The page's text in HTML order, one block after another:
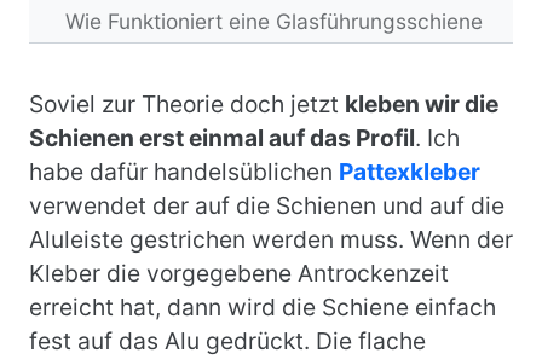
Wie Funktioniert eine Glasführungsschiene
Soviel zur Theorie doch jetzt kleben wir die
Schienen erst einmal auf das Profil. Ich
habe dafür handelsüblichen Pattexkleber
verwendet der auf die Schienen und auf die
Aluleiste gestrichen werden muss. Wenn der
Kleber die vorgegebene Antrockenzeit
erreicht hat, dann wird die Schiene einfach
fest auf das Alu gedrückt. Die flache